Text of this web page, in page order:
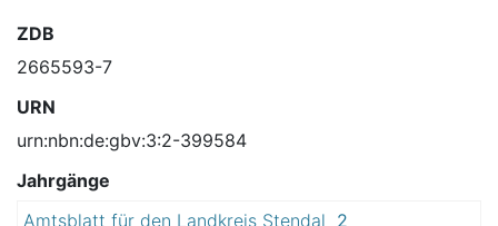
ZDB
2665593-7
URN
urn:nbn:de:gbv:3:2-399584
Jahrgänge
Amtsblatt für den Landkreis Stendal 2